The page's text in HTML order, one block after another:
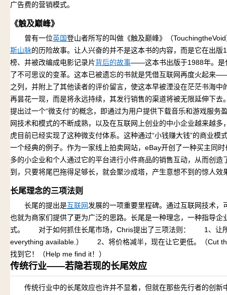
广告费的营销模式。
《触及巅峰》
曾有一位英国登山者所写的叫做《触及巅峰》（
斯山脉的历险故事。让人兴奋的并不是这本书的内容，而是它在出版
榜、并被改编成电影记录片背后的故事——这本书出版于1988年。是
了不可思议的变革。这本已被遗忘的书就是凭借互联网再度火起来
之列，并附上了其他读者的评价留言，使这本早被湮没在茫茫书海
再昙花一现，而是将永远持续，其发行销售的渠道将被无限延伸
提出过一个“微支付”的概念，即通过为用户提供下载音乐和游戏服务
网技术和模式的不断成熟，以及在互联网上创业的中小企业越来越
虎目前已经实现了这种微支付体系。这种通过“小钱赚大钱”的商业模
一个经典的例子。作为一家线上拍卖网站，eBay开创了一种买主同
多的小企业和个人通过它的平台进行小件商品的销售互动，从而创
到，只要将尾巴拖得足够长，就会聚沙成塔，产生意想不到的惊人效
长尾理念的三项法则
长尾的提出是互联网发展的一项重要里程碑。通过互联网技术
也就为商家们提供了更为广泛的思路。长尾是一种理念，一种指导
式。 对于如何抓住长尾市场，Chris提出了三项法则： 1、让所
everything available.） 2、将价格减半，现在让它更低。（Cut
找到它！（Help me find it！）
传统行业——若隐若现的长尾效应
传统行业中的长尾效应也许并不显着，但就在那些先行者的创